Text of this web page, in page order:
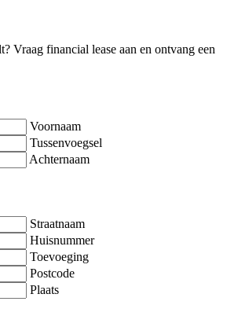
Vraag financial lease aan en ontvang een
Voornaam
Tussenvoegsel
Achternaam
Straatnaam
Huisnummer
Toevoeging
Postcode
Plaats